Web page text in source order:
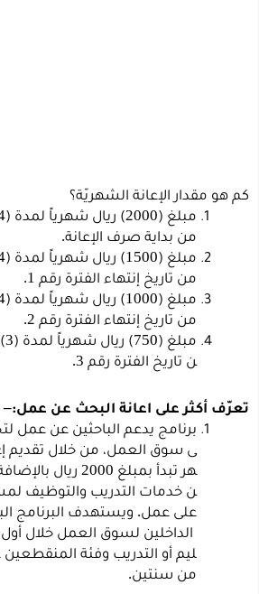
كم هو مقدار الإعانة الشهريّة؟
مبلغ (
2000
) ريال شهرياً لمدة (
من بداية صرف الإعانة.
مبلغ (
1500
) ريال شهرياً لمدة (
من تاريخ إنتهاء الفترة رقم
مبلغ (
1000
) ريال شهرياً لمدة (
من تاريخ إنتهاء الفترة رقم
مبلغ (
750
) ريال شهرياً لمدة (
3
)
ن تاريخ الفترة رقم
تعرّف أكثر على اعانة البحث عن عمل:–
برنامج يدعم الباحثين عن عمل
ى سوق العمل، من خلال تقديم
هر تبدأ بمبلغ ريال
ن خدمات التدريب والتوظيف
على عمل. ويستهدف البرنامج
الداخلين لسوق العمل خلال أول
ليم أو التدريب وفئة المنقطعين
من سنتين.